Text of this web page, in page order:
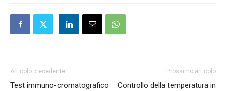
Articolo precedente
Test immuno-cromatografico
Prossimo articolo
Controllo della temperatura in